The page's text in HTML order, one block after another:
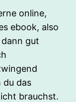
online,
ebook, also
gut
du das
brauchst.